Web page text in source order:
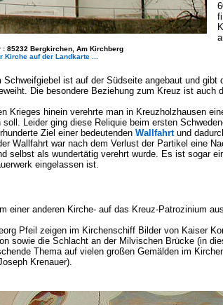
: 85232 Bergkirchen, Am Kirchberg
Kirche auf der Landkarte ...
Schweifgiebel ist auf der Südseite angebaut und
Die besondere Beziehung zum Kreuz ist auch
Krieges hinein verehrte man in Kreuzholzhausen
Leider ging diese Reliquie beim ersten
Ziel einer bedeutenden Wallfahrtund
Wallfahrt war nach dem Verlust der Partikel eine
selbst als wundertätig verehrt wurde. Es ist sogar
eingelassen ist.
einer anderen Kirche- auf das Kreuz-Patrozinium
Pfeil zeigen im Kirchenschiff Bilder von Kaiser
sowie die Schlacht an der Milvischen Brücke (in
Thema auf vielen großen Gemälden im
Krenauer).